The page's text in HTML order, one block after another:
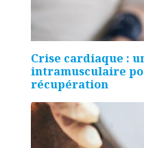
Crise cardiaque :
intramusculaire
récupération